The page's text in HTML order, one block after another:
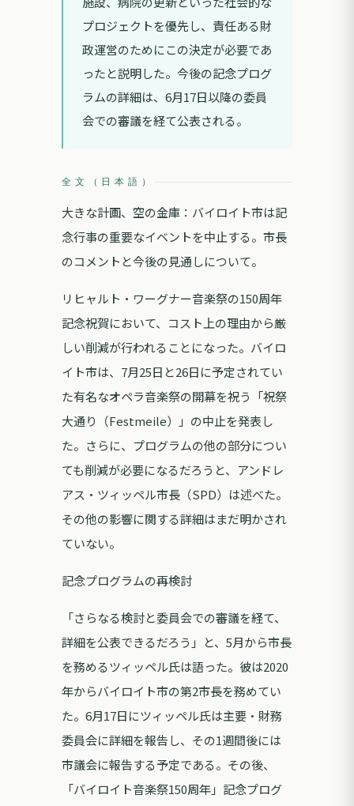
プロジェクトを優先し、責任ある財
政運営のためにこの決定が必要であ
ったと説明した。今後の記念プログ
ラムの詳細は、6月17日以降の委員
会での審議を経て公表される。
全文（日本語）
大きな計画、空の金庫：バイロイト市は記
念行事の重要なイベントを中止する。市長
のコメントと今後の見通しについて。
リヒャルト・ワーグナー音楽祭の150周年
記念祝賀において、コスト上の理由から厳
しい削減が行われることになった。バイロ
イト市は、7月25日と26日に予定されてい
た有名なオペラ音楽祭の開幕を祝う「祝祭
大通り（Festmeile）」の中止を発表し
た。さらに、プログラムの他の部分につい
ても削減が必要になるだろうと、アンドレ
アス・ツィッペル市長（SPD）は述べた。
その他の影響に関する詳細はまだ明かされ
ていない。
記念プログラムの再検討
「さらなる検討と委員会での審議を経て、
詳細を公表できるだろう」と、5月から市長
を務めるツィッペル氏は語った。彼は2020
年からバイロイト市の第2市長を務めてい
た。6月17日にツィッペル氏は主要・財務
委員会に詳細を報告し、その1週間後には
市議会に報告する予定である。その後、
「バイロイト音楽祭150周年」記念プログ